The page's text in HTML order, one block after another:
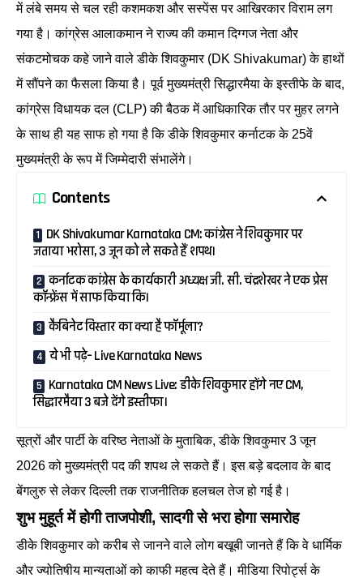
में लंबे समय से चल रही कशमकश और सस्पेंस पर आखिरकार विराम लग
गया है। कांग्रेस आलाकमान ने राज्य की कमान दिग्गज नेता और
संकटमोचक कहे जाने वाले डीके शिवकुमार (DK Shivakumar) के हाथों
में सौंपने का फैसला किया है। पूर्व मुख्यमंत्री सिद्धारमैया के इस्तीफे के बाद,
कांग्रेस विधायक दल (CLP) की बैठक में आधिकारिक तौर पर मुहर लगने
के साथ ही यह साफ हो गया है कि डीके शिवकुमार कर्नाटक के 25वें
मुख्यमंत्री के रूप में जिम्मेदारी संभालेंगे।
Contents
DK Shivakumar Karnataka CM: कांग्रेस ने शिवकुमार पर
जताया भरोसा, 3 जून को ले सकते हैं शपथ।
कर्नाटक कांग्रेस के कार्यकारी अध्यक्ष जी. सी. चंद्रशेखर ने एक प्रेस
कॉन्फ्रेंस में साफ किया कि।
कैबिनेट विस्तार का क्या है फॉर्मूला?
ये भी पढ़े– Live Karnataka News
Karnataka CM News Live: डीके शिवकुमार होंगे नए CM,
सिद्धारमैया 3 बजे देंगे इस्तीफा।
सूत्रों और पार्टी के वरिष्ठ नेताओं के मुताबिक, डीके शिवकुमार 3 जून
2026 को मुख्यमंत्री पद की शपथ ले सकते हैं। इस बड़े बदलाव के बाद
बेंगलुरु से लेकर दिल्ली तक राजनीतिक हलचल तेज हो गई है।
शुभ मुहूर्त में होगी ताजपोशी, सादगी से भरा होगा समारोह
डीके शिवकुमार को करीब से जानने वाले लोग बखूबी जानते हैं कि वे धार्मिक
और ज्योतिषीय मान्यताओं को काफी महत्व देते हैं। मीडिया रिपोर्ट्स के